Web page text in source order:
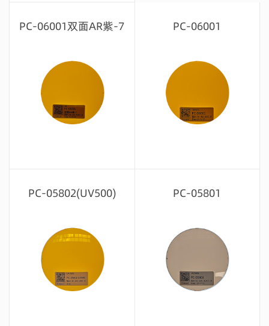
PC-06001双面AR紫-7 PC-06001
PC-05802(UV500) PC-05801